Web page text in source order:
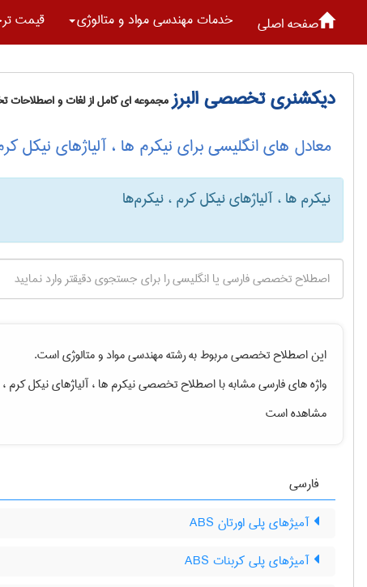
صفحه اصلی خدمات مهندسی مواد و متالوژی قیمت
دیکشنری تخصصی البرزمجموعه ای کامل از لغات و
معادل های انگلیسی برای نیکرم ها ، آلیاژهای نیکل
نیکرم ها ، آلیاژهای نیکل کرم ، نیکرم‌ها
این اصطلاح تخصصی مربوط به رشتهمهندسی مواد و متالوژیاست.
واژه های فارسی مشابه با اصطلاح تخصصینیکرم ها ، آلیاژهای نیکل کرم
مشاهده است
فارسی
آمیژهای پلی اورتان ABS
آمیژهای پلی کربنات ABS